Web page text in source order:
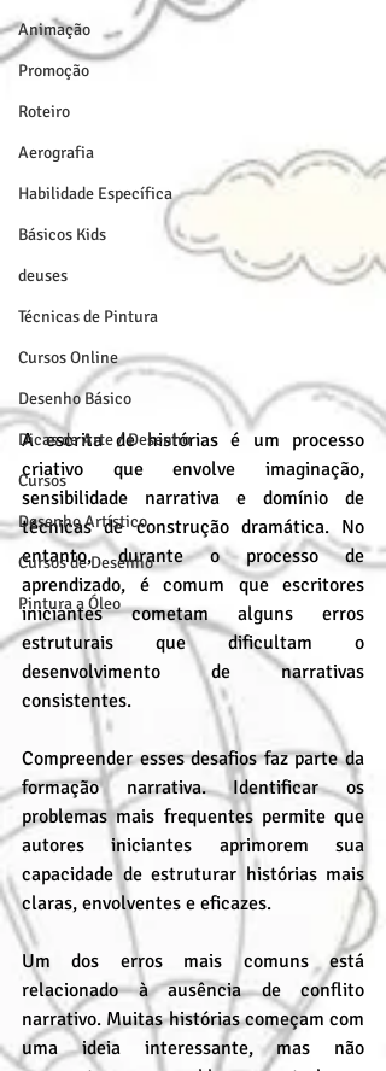
Animação
Promoção
Roteiro
Aerografia
Habilidade Específica
Básicos Kids
deuses
Técnicas de Pintura
Cursos Online
Desenho Básico
Dicas de Arte / Desenho
Cursos
Desenho Artístico
Cursos de Desenho
Pintura a Óleo
A escrita de histórias é um processo
criativo que envolve imaginação,
sensibilidade narrativa e domínio de
técnicas de construção dramática. No
entanto, durante o processo de
aprendizado, é comum que escritores
iniciantes cometam alguns erros
estruturais que dificultam o
desenvolvimento de narrativas
consistentes.
Compreender esses desafios faz parte da
formação narrativa. Identificar os
problemas mais frequentes permite que
autores iniciantes aprimorem sua
capacidade de estruturar histórias mais
claras, envolventes e eficazes.
Um dos erros mais comuns está
relacionado à ausência de conflito
narrativo. Muitas histórias começam com
uma ideia interessante, mas não